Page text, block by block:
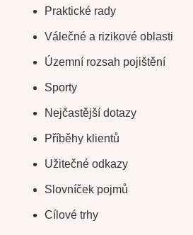
Praktické rady
Válečné a rizikové oblasti
Územní rozsah pojištění
Sporty
Nejčastější dotazy
Příběhy klientů
Užitečné odkazy
Slovníček pojmů
Cílové trhy